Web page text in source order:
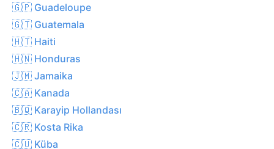
🇬🇵 Guadeloupe
🇬🇹 Guatemala
🇭🇹 Haiti
🇭🇳 Honduras
🇯🇲 Jamaika
🇨🇦 Kanada
🇧🇶 Karayip Hollandası
🇨🇷 Kosta Rika
🇨🇺 Küba